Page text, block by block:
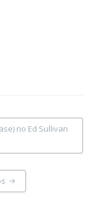
no Ed Sullivan